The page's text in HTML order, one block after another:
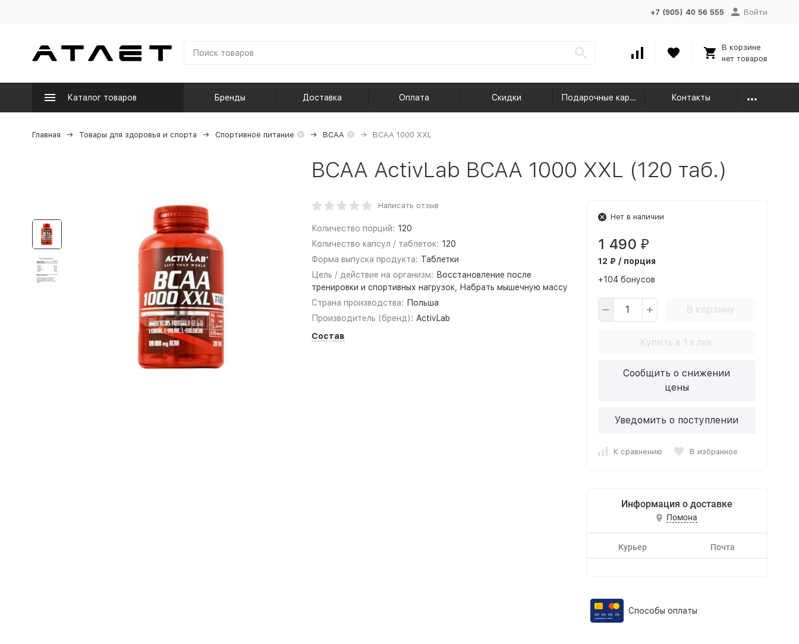
+7 (905) 40 56 555 Войти
В корзине
нет товаров
Каталог товаров Бренды Доставка Оплата Скидки Подарочные карты Контакты
Главная Товары для здоровья и спорта Спортивное питание BCAA BCAA 1000 XXL
BCAA ActivLab BCAA 1000 XXL (120 таб.)
Написать отзыв
Количество порций: 120
Количество капсул / таблеток: 120
Форма выпуска продукта: Таблетки
Цель / действие на организм: Восстановление после
тренировки и спортивных нагрузок, Набрать мышечную массу
Страна производства: Польша
Производитель (бренд): ActivLab
Состав
Нет в наличии
1 490 ₽
12 ₽ / порция
+104 бонусов
В корзину
Купить в 1 клик
Сообщить о снижении
цены
Уведомить о поступлении
К сравнению В избранное
Информация о доставке
Помона
Курьер Почта
Способы оплаты